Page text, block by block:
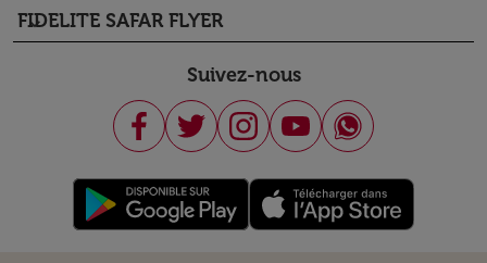
FIDELITE SAFAR FLYER
keyboard_arrow_down
Suivez-nous